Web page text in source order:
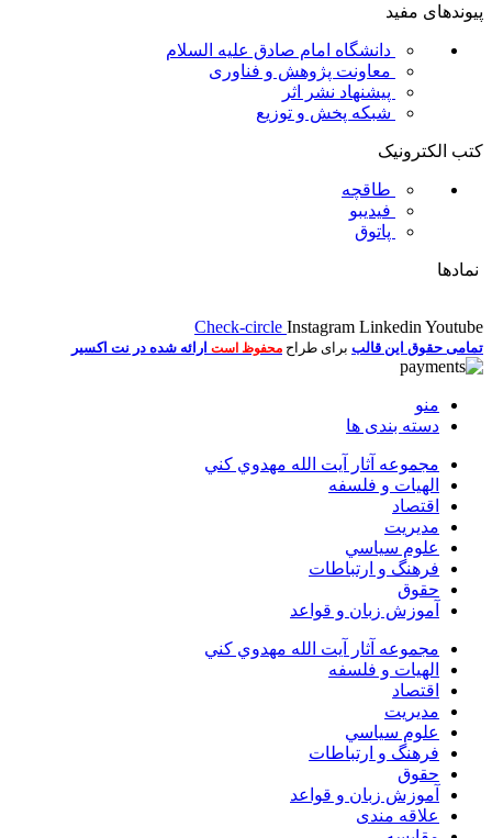
پیوندهای مفید
دانشگاه امام صادق علیه السلام
معاونت پژوهش و فناوری
پیشنهاد نشر اثر
شبکه پخش و توزیع
کتب الکترونیک
طاقچه
فیدیبو
پاتوق
نمادها
Check-circle Instagram Linkedin Youtube
تمامی حقوق این قالب برای طراح محفوظ است ارائه شده در نت اکسیر
منو
دسته بندی ها
مجموعه آثار آيت الله مهدوي كني
الهیات و فلسفه
اقتصاد
مديريت
علوم سياسي
فرهنگ و ارتباطات
حقوق
آموزش زبان و قواعد
مجموعه آثار آيت الله مهدوي كني
الهیات و فلسفه
اقتصاد
مديريت
علوم سياسي
فرهنگ و ارتباطات
حقوق
آموزش زبان و قواعد
علاقه مندی